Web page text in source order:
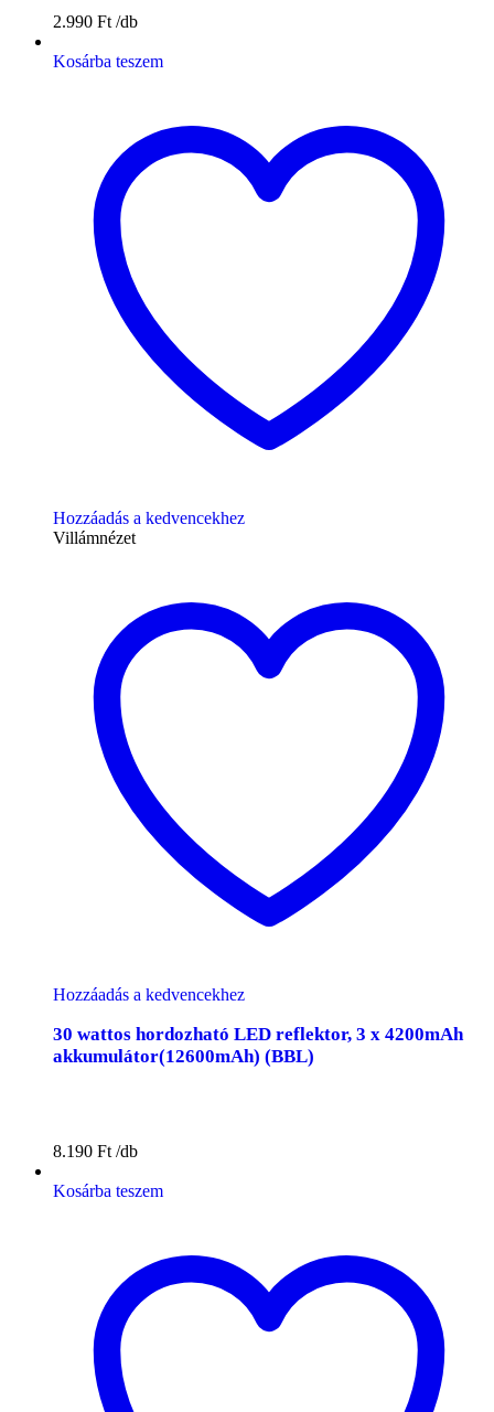
2.990 Ft
Kosárba teszem
Hozzáadás a kedvencekhez
Villámnézet
Hozzáadás a kedvencekhez
30 wattos hordozható LED reflektor, 3 x 4200mAh
akkumulátor(12600mAh) (BBL)
8.190 Ft
Kosárba teszem